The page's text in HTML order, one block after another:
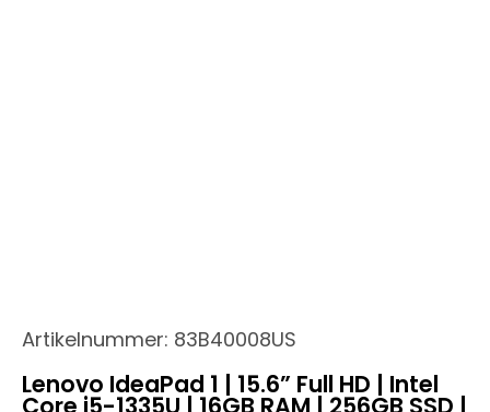
Artikelnummer: 83B40008US
Lenovo IdeaPad 1 | 15.6” Full HD | Intel